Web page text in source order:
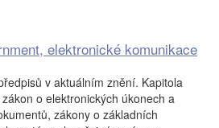
elektronické komunikace
v aktuálním znění. Kapitola
o elektronických úkonech a
zákony o základních